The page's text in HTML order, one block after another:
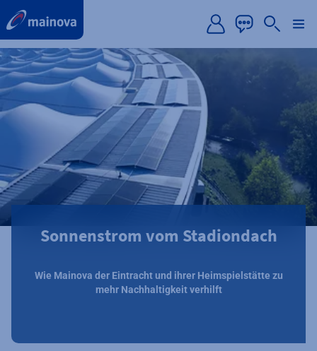
Sonnenstrom vom Stadiondach
Wie Mainova der Eintracht und ihrer Heimspielstätte zu
mehr Nachhaltigkeit verhilft